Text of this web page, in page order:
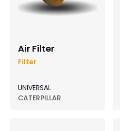
Air Filter
Filter
UNIVERSAL
CATERPILLAR